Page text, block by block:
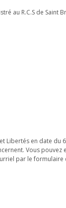
au R.C.S de Saint
Libertés en date du
Vous pouvez
par le formulaire